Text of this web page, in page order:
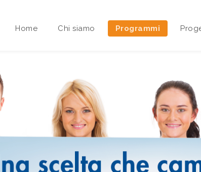
Home Chi siamo
Area riservata Sedi Territoriali
Programmi